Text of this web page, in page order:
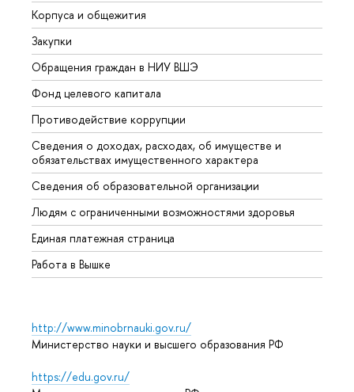
Корпуса и общежития
Закупки
Обращения граждан в НИУ ВШЭ
Фонд целевого капитала
Противодействие коррупции
Сведения о доходах, расходах, об имуществе и
обязательствах имущественного характера
Сведения об образовательной организации
Людям с ограниченными возможностями здоровья
Единая платежная страница
Работа в Вышке
http://www.minobrnauki.gov.ru/
Министерство науки и высшего образования РФ
https://edu.gov.ru/